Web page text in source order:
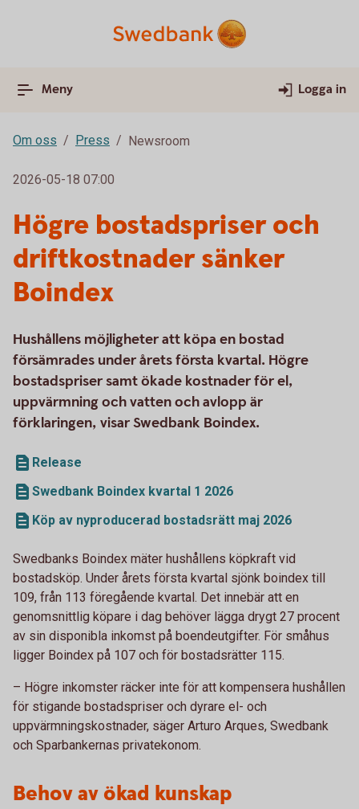
Meny Logga in
Om oss Press Newsroom
2026-05-18 07:00
Högre bostadspriser och
driftkostnader sänker
Boindex
Hushållens möjligheter att köpa en bostad
försämrades under årets första kvartal. Högre
bostadspriser samt ökade kostnader för el,
uppvärmning och vatten och avlopp är
förklaringen, visar Swedbank Boindex.
Release
Swedbank Boindex kvartal 1 2026
Köp av nyproducerad bostadsrätt maj 2026
Swedbanks Boindex mäter hushållens köpkraft vid
bostadsköp. Under årets första kvartal sjönk boindex till
109, från 113 föregående kvartal. Det innebär att en
genomsnittlig köpare i dag behöver lägga drygt 27 procent
av sin disponibla inkomst på boendeutgifter. För småhus
ligger Boindex på 107 och för bostadsrätter 115.
– Högre inkomster räcker inte för att kompensera hushållen
för stigande bostadspriser och dyrare el- och
uppvärmningskostnader, säger Arturo Arques, Swedbank
och Sparbankernas privatekonom.
Behov av ökad kunskap